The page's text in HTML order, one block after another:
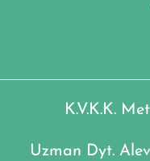
K.V.K.K.
Uzman Dyt.